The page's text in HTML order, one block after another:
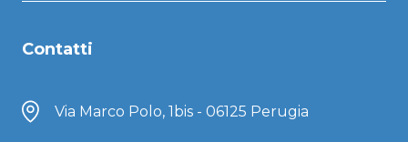
Contatti
Via Marco Polo, 1bis - 06125 Perugia